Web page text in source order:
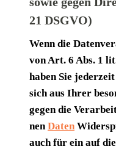
21 DSGVO)
Wenn die
von Art. 6 Abs. 1
haben Sie
sich aus Ihrer
gegen die
nenDaten
auch für ein auf